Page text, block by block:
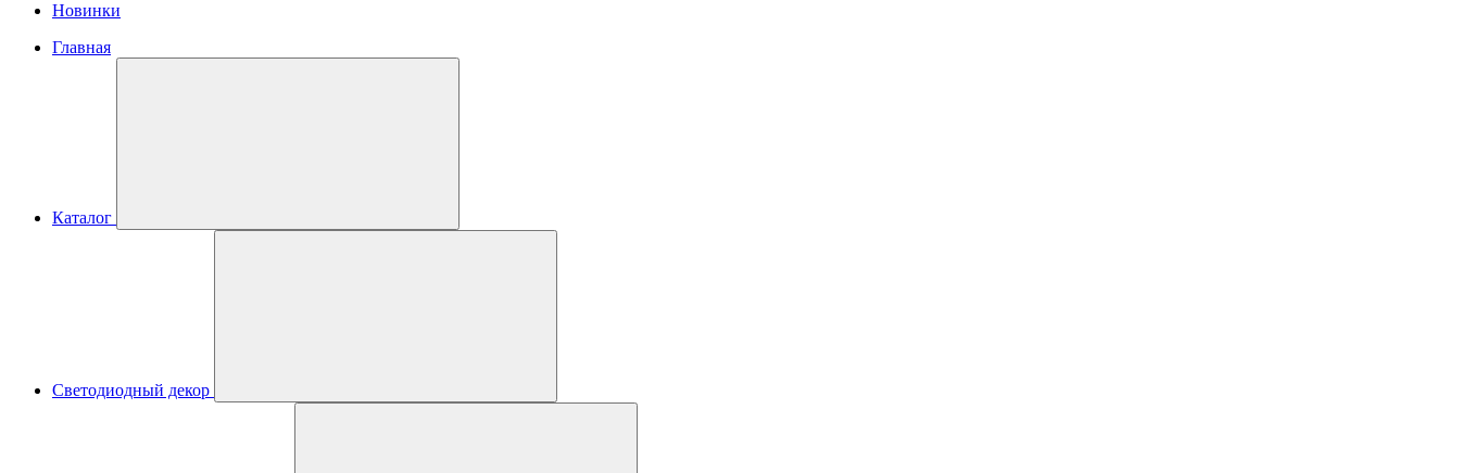
Новинки
Главная
Каталог
Светодиодный декор